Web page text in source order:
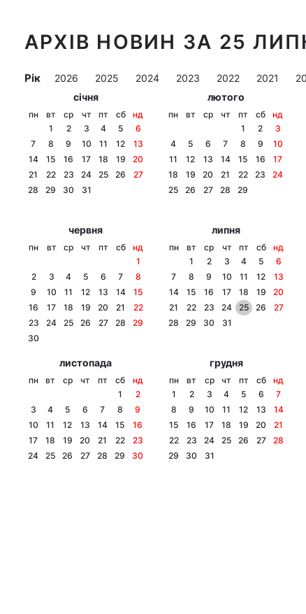
АРХІВ НОВИН ЗА 25
Рік 2026 2025 2024 2023 2022 2021
січня
пн вт ср чт пт сб
нд
1
2 3 4 5
6
7
8 9 10 11 12
13
14
15 16 17 18 19
20
21
22 23 24 25 26
27
28
29 30 31
лютого
пн вт ср чт пт сб
нд
1
2
3
4
5 6 7 8 9
10
11
12 13 14 15 16
17
18
19 20 21 22 23
24
25
26 27 28 29
червня
пн вт ср чт пт сб
нд
1
2
3 4 5 6 7
8
9
10 11 12 13 14
15
16
17 18 19 20 21
22
23
24 25 26 27 28
29
30
липня
пн вт ср чт пт сб
нд
1
2 3 4 5
6
7
8 9 10 11 12
13
14
15 16 17 18 19
20
21
22 23 24 25 26
27
28
29 30 31
листопада
пн вт ср чт пт сб
нд
1
2
3
4 5 6 7 8
9
10
11 12 13 14 15
16
17
18 19 20 21 22
23
24
25 26 27 28 29 30
грудня
пн вт ср чт пт сб
нд
1
2 3 4 5 6
7
8
9 10 11 12 13
14
15
16 17 18 19 20
21
22
23 24 25 26 27
28
29
30 31